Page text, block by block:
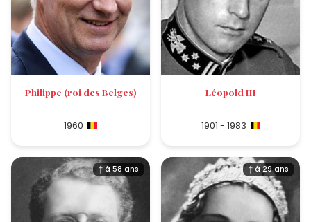
Philippe (roi des Belges)
1960
Léopold III
1901 - 1983
† à 58 ans † à 29 ans